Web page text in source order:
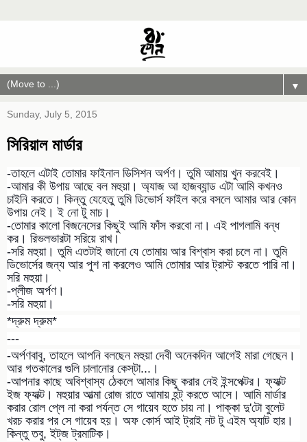
▼
Sunday, July 5, 2015
সিরিয়াল মার্ডার
-তাহলে এটাই তোমার ফাইনাল ডিসিশন অর্পণ। তুমি আমায় খুন করবেই।
-আমার কী উপায় আছে বল মহুয়া। অ্যাজ আ হাজব্যান্ড এটা আমি কখনও
চাইনি করতে। কিন্তু যেহেতু তুমি ডিভোর্স ফাইল করে বসলে আমার আর কোন
উপায় নেই। ই নো টু মাচ।
-তোমার কালো বিজনেসের কিছুই আমি ফাঁস করবো না। এই পাগলামি বন্ধ
কর। রিভলভারটা সরিয়ে রাখ।
-সরি মহুয়া। তুমি এতটাই জানো যে তোমায় আর বিশ্বাস করা চলে না। তুমি
ডিভোর্সের জন্য আর পুশ না করলেও আমি তোমার আর ট্রাস্ট করতে পারি না।
সরি মহুয়া।
-প্লীজ অর্পণ।
-সরি মহুয়া।
*দ্রুম দ্রুম*
---
-অর্পণবাবু, তাহলে আপনি বলছেন মহুয়া দেবী অনেকদিন আগেই মারা গেছেন।
আর গতকালের গুলি চালানোর কেস্‌টা...।
-আপনার কাছে অবিশ্বাস্য ঠেকলে আমার কিছু করার নেই ইন্সপেক্টর। ফ্যাক্ট
ইজ ফ্যাক্ট। মহুয়ার আত্মা রোজ রাতে আমায় হন্ট্‌ করতে আসে। আমি মার্ডার
করার রোল প্লে না করা পর্যন্ত সে গায়েব হতে চায় না। পাক্কা দু'টো বুলেট
খরচ করার পর সে গায়েব হয়। অফ কোর্স আই ট্রাই নট টু এইম অ্যাট হার।
কিন্তু তবু, ইট্‌জ ট্রমাটিক।